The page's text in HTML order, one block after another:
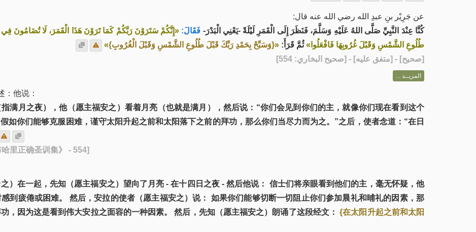
عن جَرِيْر بنِ عبدِ الله رضي الله عنه قال:
كُنَّا عِنْدَ النَّبِيِّ صَلَّى اللهُ عَلَيْهِ وَسَلَّمَ، فَنَظَرَ إِلَى الْقَمَرِ لَيْلَةً -يَعْنِي الْبَدْرَ- فَقَالَ: «إِنَّكُمْ سَتَرَوْنَ رَبَّكُمْ كَمَا تَرَوْنَ هَذَا الْقَمَرَ، لَا تُضَامُونَ
طُلُوعِ الشَّمْسِ وَقَبْلَ غُرُوبِهَا فَافْعَلُوا»ثُمَّ قَرَأَ: «{وَسَبِّحْ بِحَمْدِ رَبِّكَ قَبْلَ طُلُوعِ الشَّمْسِ وَقَبْلَ الْغُرُوبِ}»
[صحيح] - [متفق عليه] - [صحيح البخاري: 554]
المزيــد ...
：他说：
满月之夜），他（愿主福安之）看着月亮（也就是满月），然后说：“你们会见到你们的主，就像你们现在看到这个
如你们能够克服困难，谨守太阳升起之前和太阳落下之前的拜功，那么你们当尽力而为之。”之后，使者念道：“在日
哈里正确圣训集》 - 554]
）在一起，先知（愿主福安之）望向了月亮 - 在十四日之夜 - 然后他说： 信士们将亲眼看到他们的主，毫无怀疑，他
到疲倦或困难。 然后，安拉的使者（愿主福安之）说： 如果你们能够切断一切阻止你们参加晨礼和晡礼的因素，那
，因为这是看到伟大安拉之面容的一种因素。 然后，先知（愿主福安之）朗诵了这段经文：{在太阳升起之前和太阳